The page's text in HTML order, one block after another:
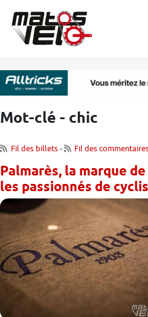
Mot-clé - chic
Fil des billets- Fil des
Palmarès, la marque
les passionnés de